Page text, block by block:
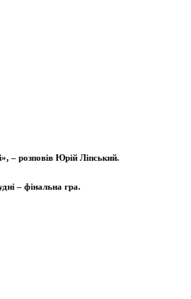
– розповів Юрій Ліпський.
– фінальна гра.